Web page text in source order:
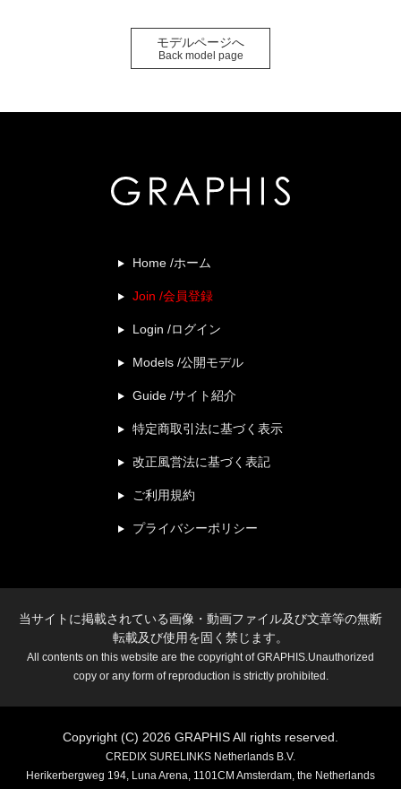
モデルページへ
Back model page
Home /ホーム
Join /会員登録
Login /ログイン
Models /公開モデル
Guide /サイト紹介
特定商取引法に基づく表示
改正風営法に基づく表記
ご利用規約
プライバシーポリシー
当サイトに掲載されている画像・動画ファイル及び文章等の無断
転載及び使用を固く禁じます。
All contents on this website are the copyright of GRAPHIS.Unauthorized
copy or any form of reproduction is strictly prohibited.
Copyright (C) 2026 GRAPHIS All rights reserved.
CREDIX SURELINKS Netherlands B.V.
Herikerbergweg 194, Luna Arena, 1101CM Amsterdam, the Netherlands